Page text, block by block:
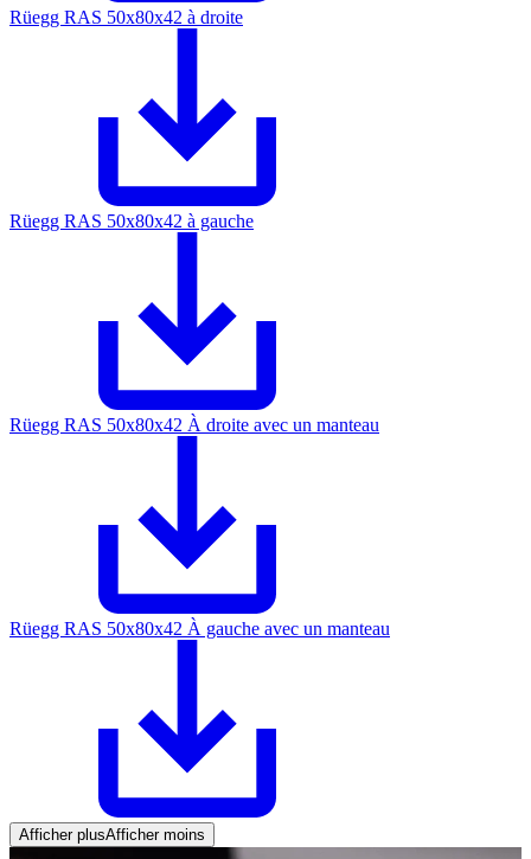
Rüegg RAS 50x80x42 à droite
Rüegg RAS 50x80x42 à gauche
Rüegg RAS 50x80x42 À droite avec un manteau
Rüegg RAS 50x80x42 À gauche avec un manteau
Afficher plusAfficher moins